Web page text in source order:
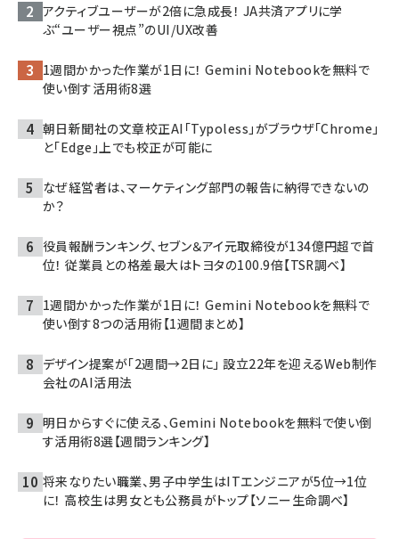
アクティブユーザーが2倍に急成長！ JA共済アプリに学
ぶ“ユーザー視点”のUI/UX改善
1週間かかった作業が1日に！ Gemini Notebookを無料で
使い倒す活用術8選
朝日新聞社の文章校正AI「Typoless」がブラウザ「Chrome」
と「Edge」上でも校正が可能に
なぜ経営者は、マーケティング部門の報告に納得できないの
か？
役員報酬ランキング、セブン＆アイ元取締役が134億円超で首
位！ 従業員との格差最大はトヨタの100.9倍【TSR調べ】
1週間かかった作業が1日に！ Gemini Notebookを無料で
使い倒す8つの活用術【1週間まとめ】
デザイン提案が「2週間→2日に」 設立22年を迎えるWeb制作
会社のAI活用法
明日からすぐに使える、Gemini Notebookを無料で使い倒
す活用術8選【週間ランキング】
将来なりたい職業、男子中学生はITエンジニアが5位→1位
に！ 高校生は男女とも公務員がトップ【ソニー生命調べ】